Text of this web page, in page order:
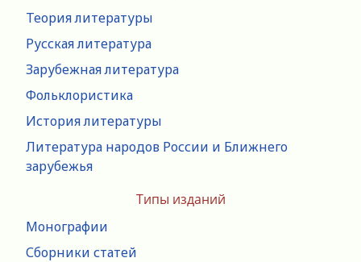
Теория литературы
Русская литература
Зарубежная литература
Фольклористика
История литературы
Литература народов России и Ближнего
зарубежья
Типы изданий
Монографии
Сборники статей